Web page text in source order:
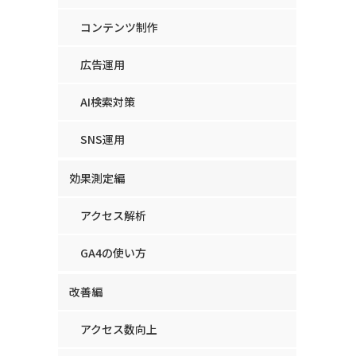
コンテンツ制作
広告運用
AI検索対策
SNS運用
効果測定編
アクセス解析
GA4の使い方
改善編
アクセス数向上